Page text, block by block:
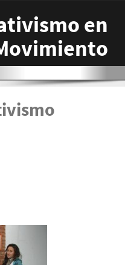
en